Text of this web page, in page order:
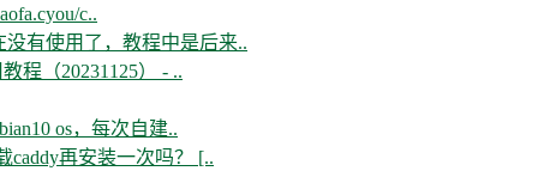
c..
有使用了，教程中是后来..
程（20231125） - ..
os，每次自建..
再安装一次吗？ [..